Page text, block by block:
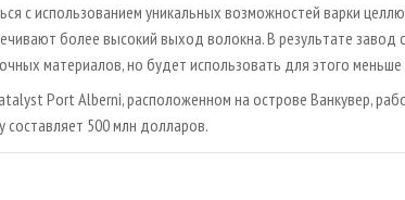
с использованием уникальных возможностей варки
более высокий выход волокна. В результате завод
материалов, но будет использовать для этого меньше
Port Alberni, расположенном на острове Ванкувер,
составляет 500 млн долларов.